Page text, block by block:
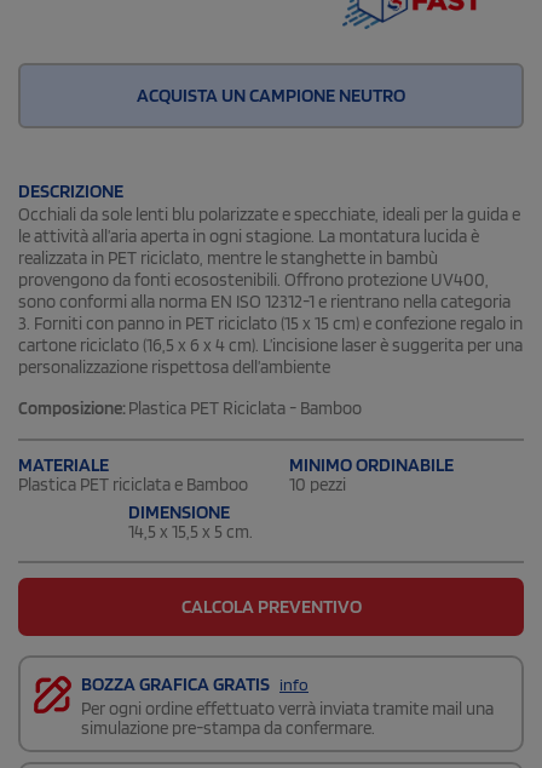
ACQUISTA UN CAMPIONE NEUTRO
DESCRIZIONE
Occhiali da sole lenti blu polarizzate e specchiate, ideali per la guida e
le attività all’aria aperta in ogni stagione. La montatura lucida è
realizzata in PET riciclato, mentre le stanghette in bambù
provengono da fonti ecosostenibili. Offrono protezione UV400,
sono conformi alla norma EN ISO 12312-1 e rientrano nella categoria
3. Forniti con panno in PET riciclato (15 x 15 cm) e confezione regalo in
cartone riciclato (16,5 x 6 x 4 cm). L’incisione laser è suggerita per una
personalizzazione rispettosa dell’ambiente
Composizione:Plastica PET Riciclata - Bamboo
MATERIALE
Plastica PET riciclata e Bamboo
MINIMO ORDINABILE
10 pezzi
DIMENSIONE
14,5 x 15,5 x 5 cm.
CALCOLA PREVENTIVO
BOZZA GRAFICA GRATIS info
Per ogni ordine effettuato verrà inviata tramite mail una
simulazione pre-stampa da confermare.